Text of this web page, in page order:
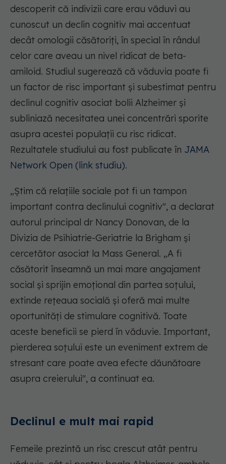
descoperit că indivizii care erau văduvi au
cunoscut un declin cognitiv mai accentuat
decât omologii căsătoriți, în special în rândul
celor care aveau un nivel ridicat de beta-
amiloid. Studiul sugerează că văduvia poate fi
un factor de risc important și subestimat pentru
declinul cognitiv asociat bolii Alzheimer și
subliniază necesitatea unei concentrări sporite
asupra acestei populații cu risc ridicat.
Rezultatele studiului au fost publicate în JAMA
Network Open (link studiu).
„Știm că relațiile sociale pot fi un tampon
important contra declinului cognitiv", a declarat
autorul principal dr Nancy Donovan, de la
Divizia de Psihiatrie-Geriatrie la Brigham și
cercetător asociat la Mass General. „A fi
căsătorit înseamnă un mai mare angajament
social și sprijin emoțional din partea soțului,
extinde rețeaua socială și oferă mai multe
oportunități de stimulare cognitivă. Toate
aceste beneficii se pierd în văduvie. Important,
pierderea soțului este un eveniment extrem de
stresant care poate avea efecte dăunătoare
asupra creierului", a continuat ea.
Declinul e mult mai rapid
Femeile prezintă un risc crescut atât pentru